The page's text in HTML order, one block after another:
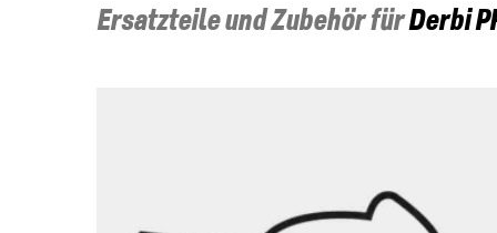
Ersatzteile und Zubehör fürDerbi